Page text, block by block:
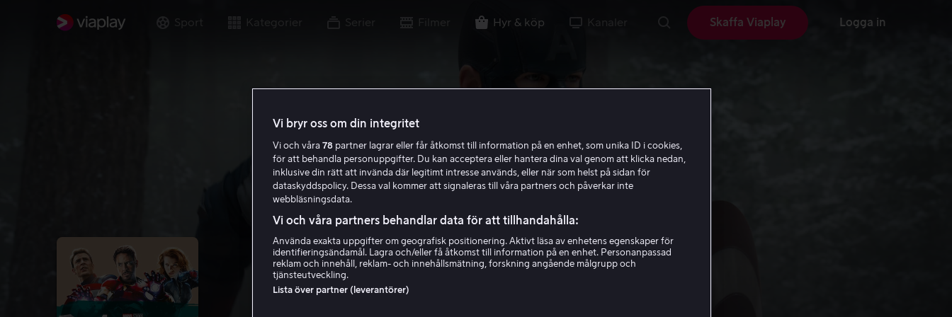
Sport Kategorier Serier Filmer Hyr & köp Kanaler Skaffa Viaplay Logga in
Vi bryr oss om din integritet
Vi och våra 78 partner lagrar eller får åtkomst till information på en enhet, som unika ID i cookies,
för att behandla personuppgifter. Du kan acceptera eller hantera dina val genom att klicka nedan,
inklusive din rätt att invända där legitimt intresse används, eller när som helst på sidan för
dataskyddspolicy. Dessa val kommer att signaleras till våra partners och påverkar inte
webbläsningsdata.
Vi och våra partners behandlar data för att tillhandahålla:
Använda exakta uppgifter om geografisk positionering. Aktivt läsa av enhetens egenskaper för
identifieringsändamål. Lagra och/eller få åtkomst till information på en enhet. Personanpassad
reklam och innehåll, reklam- och innehållsmätning, forskning angående målgrupp och
tjänsteutveckling.
Lista över partner (leverantörer)